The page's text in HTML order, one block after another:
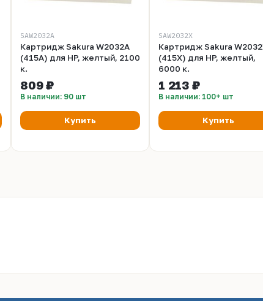
SAW2032A
Картридж Sakura W2032A
(415A) для HP, желтый, 2100
к.
809 ₽
В наличии: 90 шт
Купить
SAW2032X
Картридж Sakura
(415X) для HP, желтый,
6000 к.
1 213 ₽
В наличии: 100+ шт
Купить